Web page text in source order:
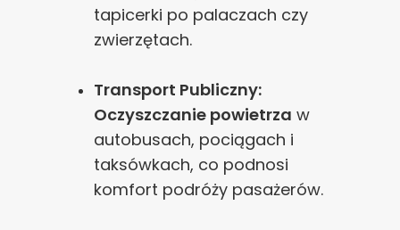
tapicerki po palaczach czy
zwierzętach.
Transport Publiczny:
Oczyszczanie powietrza w
autobusach, pociągach i
taksówkach, co podnosi
komfort podróży pasażerów.